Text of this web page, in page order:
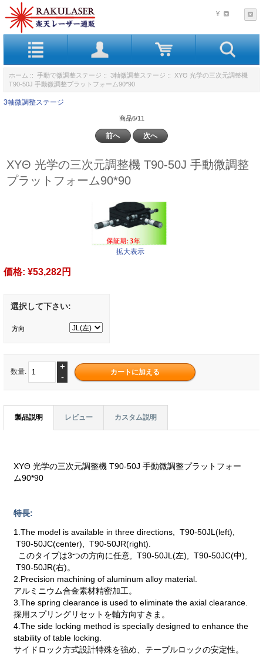
¥
ホーム :: 手動で微調整ステージ :: 3軸微調整ステージ :: XYΘ 光学の三次元調整機
T90-50J 手動微調整プラットフォーム90*90
3軸微調整ステージ
商品6/11
前へ 次へ
XYΘ 光学の三次元調整機 T90-50J 手動微調整
プラットフォーム90*90
拡大表示
価格: ¥53,282円
選択して下さい:
方向
数量.
+
-
製品説明 レビュー カスタム説明
XYΘ 光学の三次元調整機 T90-50J 手動微調整プラットフォー
ム90*90
特長:
1.The model is available in three directions, T90-50JL(left),
T90-50JC(center), T90-50JR(right).
このタイプは3つの方向に任意, T90-50JL(左), T90-50JC(中),
T90-50JR(右)。
2.Precision machining of aluminum alloy material.
アルミニウム合金素材精密加工。
3.The spring clearance is used to eliminate the axial clearance.
採用スプリングリセットを軸方向すきま。
4.The side locking method is specially designed to enhance the
stability of table locking.
サイドロック方式設計特殊を強め、テーブルロックの安定性。